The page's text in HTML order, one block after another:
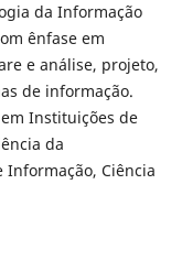
da Informação
ênfase em
e análise, projeto,
de informação.
Instituições de
da
Informação, Ciência